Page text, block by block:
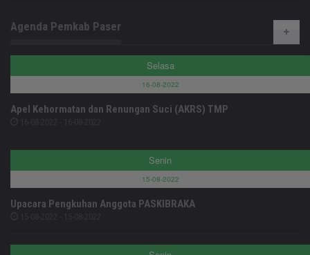
Agenda Pemkab Paser
Selasa
16-08-2022
Apel Kehormatan dan Renungan Suci (AKRS) TMP
Senin
15-08-2022
Upacara Pengkuhan Anggota PASKIBRAKA